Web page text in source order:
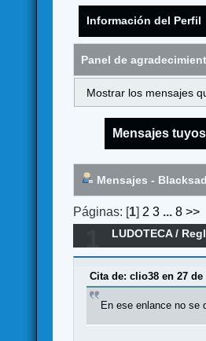
Información del Perfil
Panel de
Mostrar los mensajes
Mensajes tuyos
Mensajes - Blacksad
Páginas: [1] 2 3 ...8 >>
LUDOTECA/
Cita de: clio38 en 27 de
En ese enlance no se